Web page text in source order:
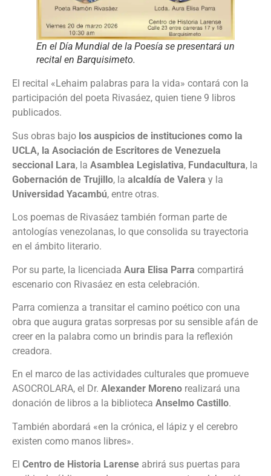
En el Día Mundial de la Poesía se presentará un
recital en Barquisimeto.
El recital «Lehaim palabras para la vida» contará con la
participación del poeta Rivasáez, quien tiene 9 libros
publicados.
Sus obras bajo los auspicios de instituciones como la
UCLA, la Asociación de Escritores de Venezuela
seccional Lara, la Asamblea Legislativa, Fundacultura, la
Gobernación de Trujillo, la alcaldía de Valera y la
Universidad Yacambú, entre otras.
Los poemas de Rivasáez también forman parte de
antologías venezolanas, lo que consolida su trayectoria
en el ámbito literario.
Por su parte, la licenciada Aura Elisa Parra compartirá
escenario con Rivasáez en esta celebración.
Parra comienza a transitar el camino poético con una
obra que augura gratas sorpresas por su sensible afán de
creer en la palabra como un brindis para la reflexión
creadora.
En el marco de las actividades culturales que promueve
ASOCROLARA, el Dr. Alexander Moreno realizará una
donación de libros a la biblioteca Anselmo Castillo.
También abordará «en la crónica, el lápiz y el cerebro
existen como manos libres».
El Centro de Historia Larense abrirá sus puertas para